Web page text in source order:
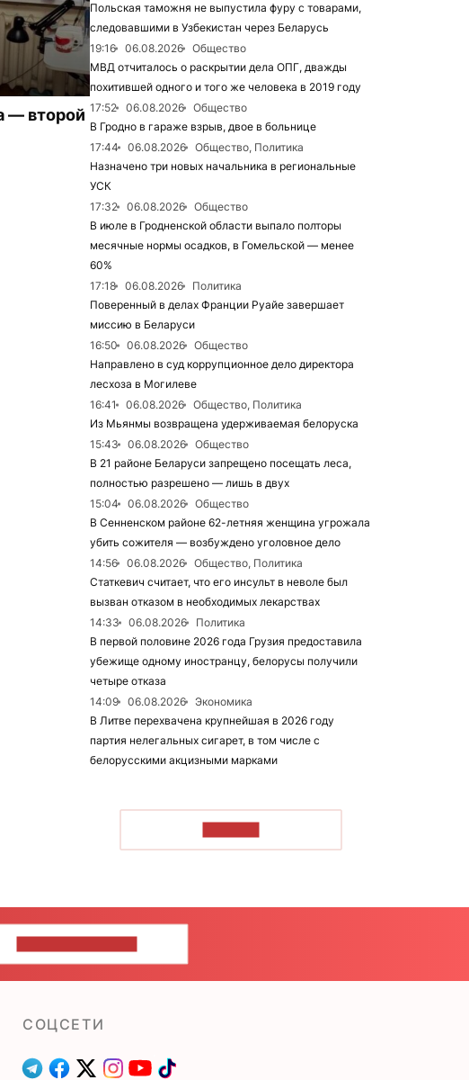
— второй
Польская таможня не выпустила фуру с товарами,
следовавшими в Узбекистан через Беларусь
19:16
06.08.2026
Общество
МВД отчиталось о раскрытии дела ОПГ, дважды
похитившей одного и того же человека в 2019 году
17:52
06.08.2026
Общество
В Гродно в гараже взрыв, двое в больнице
17:44
06.08.2026
Общество, Политика
Назначено три новых начальника в региональные
УСК
17:32
06.08.2026
Общество
В июле в Гродненской области выпало полторы
месячные нормы осадков, в Гомельской — менее
60%
17:18
06.08.2026
Политика
Поверенный в делах Франции Руайе завершает
миссию в Беларуси
16:50
06.08.2026
Общество
Направлено в суд коррупционное дело директора
лесхоза в Могилеве
16:41
06.08.2026
Общество, Политика
Из Мьянмы возвращена удерживаемая белоруска
15:43
06.08.2026
Общество
В 21 районе Беларуси запрещено посещать леса,
полностью разрешено — лишь в двух
15:04
06.08.2026
Общество
В Сенненском районе 62-летняя женщина угрожала
убить сожителя — возбуждено уголовное дело
14:56
06.08.2026
Общество, Политика
Статкевич считает, что его инсульт в неволе был
вызван отказом в необходимых лекарствах
14:33
06.08.2026
Политика
В первой половине 2026 года Грузия предоставила
убежище одному иностранцу, белорусы получили
четыре отказа
14:09
06.08.2026
Экономика
В Литве перехвачена крупнейшая в 2026 году
партия нелегальных сигарет, в том числе с
белорусскими акцизными марками
CОЦСЕТИ